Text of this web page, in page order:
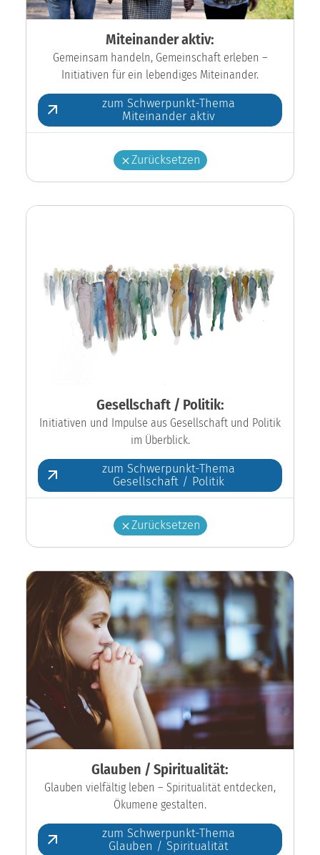
Miteinander aktiv:
Gemeinsam handeln, Gemeinschaft erleben –
Initiativen für ein lebendiges Miteinander.
zum Schwerpunkt-Thema
Miteinander aktiv
Zurücksetzen
Gesellschaft / Politik:
Initiativen und Impulse aus Gesellschaft und Politik
im Überblick.
zum Schwerpunkt-Thema
Gesellschaft / Politik
Zurücksetzen
Glauben / Spiritualität:
Glauben vielfältig leben – Spiritualität entdecken,
Ökumene gestalten.
zum Schwerpunkt-Thema
Glauben / Spiritualität